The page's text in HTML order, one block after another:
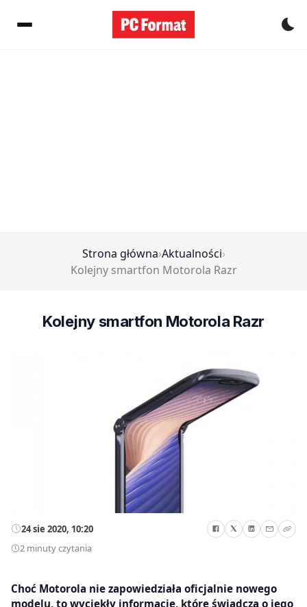
Strona główna›Aktualności›
Kolejny smartfon Motorola Razr
Kolejny smartfon Motorola Razr
24 sie 2020, 10:20
2 minuty czytania
Choć Motorola nie zapowiedziała oficjalnie nowego
modelu, to wyciekły informacje, które świadczą o jego